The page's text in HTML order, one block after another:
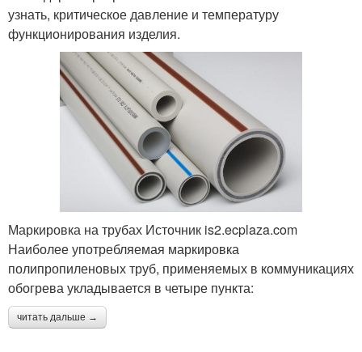
узнать, критическое давление и температуру
функционирования изделия.
Маркировка на трубах Источник is2.ecplaza.com
Наиболее употребляемая маркировка
полипропиленовых труб, применяемых в коммуникациях
обогрева укладывается в четыре пункта:
читать дальше →